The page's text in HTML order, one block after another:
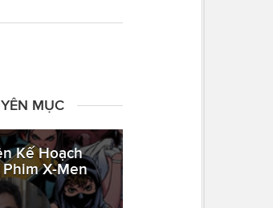
MỤC
Kế Hoạch
X-Men